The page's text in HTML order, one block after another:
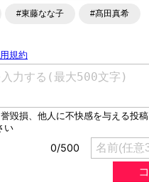
#東藤なな子 #髙田真希